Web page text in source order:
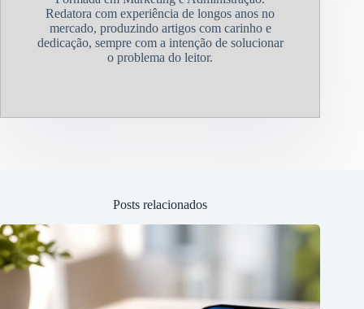
Redatora com experiência de longos anos no
mercado, produzindo artigos com carinho e
dedicação, sempre com a intenção de solucionar
o problema do leitor.
Posts relacionados